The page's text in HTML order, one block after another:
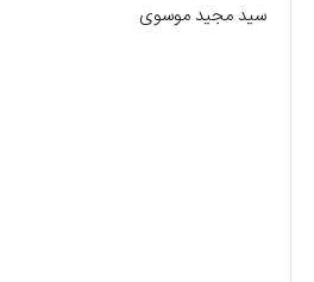
سید مجید موسوی